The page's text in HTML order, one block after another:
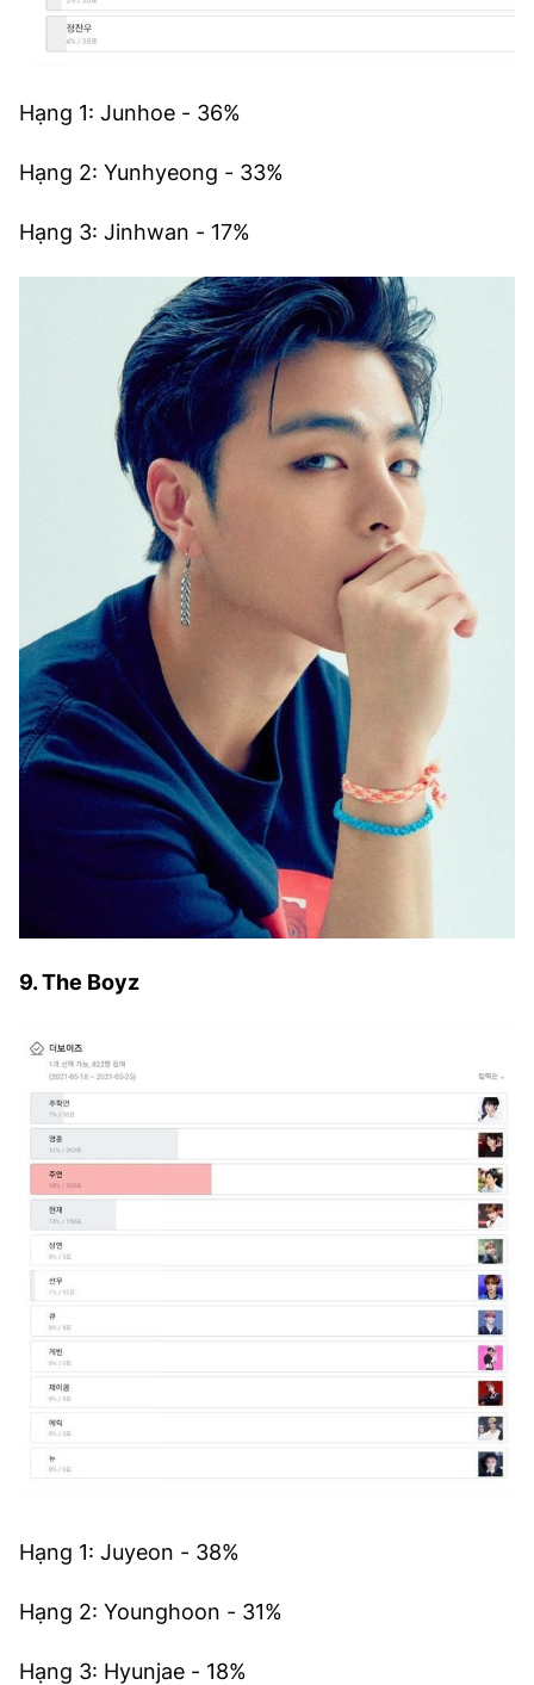
Hạng 1: Junhoe - 36%
Hạng 2: Yunhyeong - 33%
Hạng 3: Jinhwan - 17%
9. The Boyz
Hạng 1: Juyeon - 38%
Hạng 2: Younghoon - 31%
Hạng 3: Hyunjae - 18%